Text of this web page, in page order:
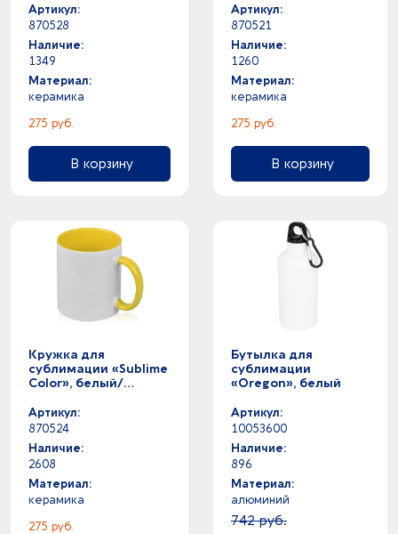
Premium
Артикул:
870528
Наличие:
1349
Материал:
керамика
275 руб.
В корзину
Артикул:
870521
Наличие:
1260
Материал:
керамика
275 руб.
В корзину
Кружка для
сублимации «Sublime
Color», белый/
Артикул:
870524
Наличие:
2608
Материал:
керамика
275 руб.
Бутылка для
сублимации
«Oregon», белый
Артикул:
10053600
Наличие:
896
Материал:
алюминий
742 руб.